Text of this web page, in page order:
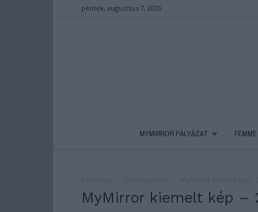
péntek, augusztus 7, 2026
MYMIRROR PÁLYÁZAT
MyMirror kiemelt kép –